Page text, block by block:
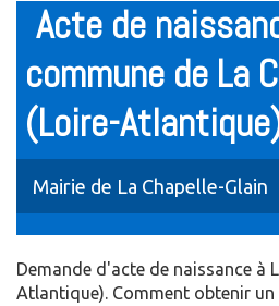
Acte de
commune de La
(Loire-
Mairie de La Chapelle-Glain
Demande d'acte de naissance à
Atlantique). Comment obtenir un